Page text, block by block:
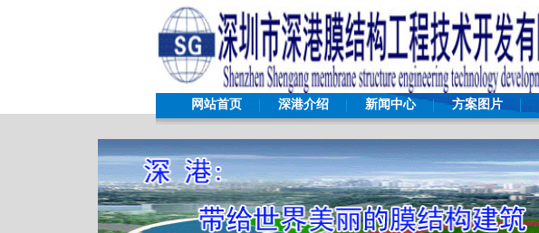
网站首页 深港介绍 新闻中心 方案图片